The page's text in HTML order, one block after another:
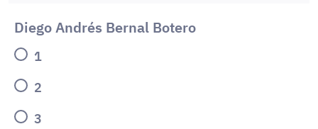
Diego Andrés Bernal Botero
1
2
3